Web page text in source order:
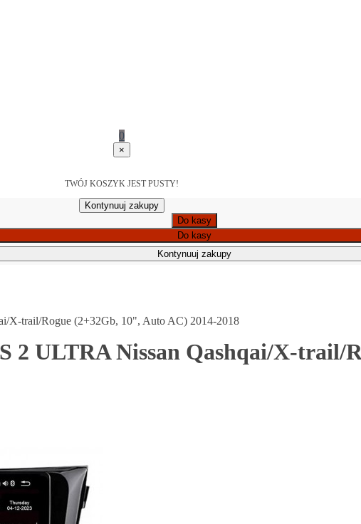
0
×
TWÓJ KOSZYK JEST PUSTY!
Kontynuuj zakupy
Do kasy
Do kasy
Kontynuuj zakupy
X-trail/Rogue (2+32Gb, 10", Auto AC) 2014-2018
2 ULTRA Nissan Qashqai/X-trail/